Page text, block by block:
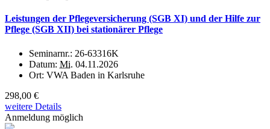
Leistungen der Pflegeversicherung (SGB XI) und der Hilfe zur
Pflege (SGB XII) bei stationärer Pflege
Seminarnr.: 26-63316K
Datum: Mi. 04.11.2026
Ort: VWA Baden in Karlsruhe
298,00 €
weitere Details
Anmeldung möglich